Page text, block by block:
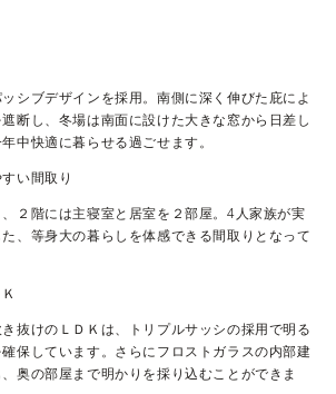
シブデザインを採用。南側に深く伸びた庇によ
断し、冬場は南面に設けた大きな窓から日差し
中快適に暮らせる過ごせます。
い間取り
２階には主寝室と居室を２部屋。4人家族が実
、等身大の暮らしを体感できる間取りとなって
抜けのＬＤＫは、トリプルサッシの採用で明る
保しています。さらにフロストガラスの内部建
奥の部屋まで明かりを採り込むことができま